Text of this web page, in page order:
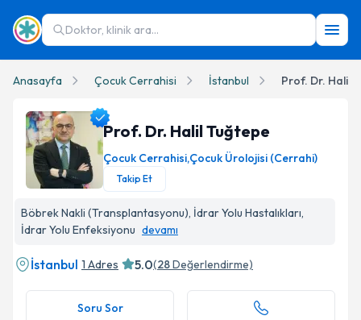
Doktor, klinik ara...
Anasayfa Çocuk Cerrahisi İstanbul Prof. Dr. Halil
Prof. Dr. Halil Tuğtepe
Çocuk Cerrahisi,Çocuk Ürolojisi (Cerrahi)
Takip Et
Böbrek Nakli (Transplantasyonu), İdrar Yolu Hastalıkları,
İdrar Yolu Enfeksiyonu devamı
İstanbul 1 Adres 5.0(28Değerlendirme)
Soru Sor